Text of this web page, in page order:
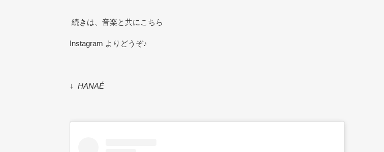
続きは、音楽と共にこちら
Instagram よりどうぞ♪
↓ HANAÉ